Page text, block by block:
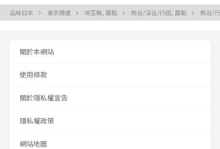
品味日本 東京周遭 埼玉縣, 甜點 熊谷/深谷/行田, 甜點 熊谷/
關於本網站
使用條款
關於隱私權宣告
隱私權政策
網站地圖